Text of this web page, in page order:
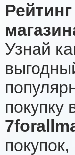
Узнай
покупку